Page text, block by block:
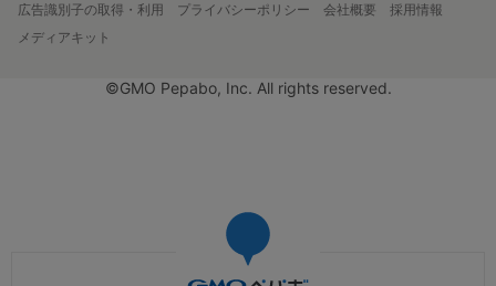
広告識別子の取得・利用
プライバシーポリシー 会社概要
採用情報
メディアキット
©GMO Pepabo, Inc. All rights reserved.